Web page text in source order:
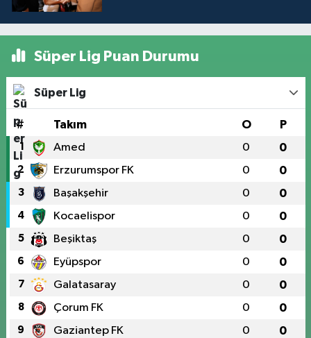
Süper Lig Puan Durumu
Süper Lig
# Takım O P
1 Amed 0 0
2 Erzurumspor FK 0 0
3 Başakşehir 0 0
4 Kocaelispor 0 0
5 Beşiktaş 0 0
6 Eyüpspor 0 0
7 Galatasaray 0 0
8 Çorum FK 0 0
9 Gaziantep FK 0 0